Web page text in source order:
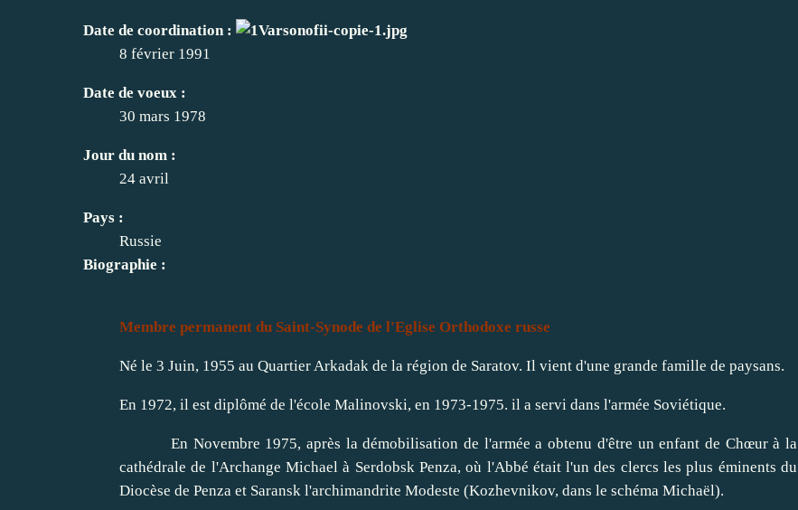
Date de coordination :
8 février 1991
Date de voeux :
30 mars 1978
Jour du nom :
24 avril
Pays :
Russie
Biographie :
Membre permanent du Saint-Synode de l'Eglise Orthodoxe russe
Né le 3 Juin, 1955 au Quartier Arkadak de la région de Saratov. Il vient d'une grande famille de paysans.
En 1972, il est diplômé de l'école Malinovski, en 1973-1975. il a servi dans l'armée Soviétique.
En Novembre 1975, après la démobilisation de l'armée a obtenu d'être un enfant de Chœur à la
cathédrale de l'Archange Michael à Serdobsk Penza, où l'Abbé était l'un des clercs les plus éminents du
Diocèse de Penza et Saransk l'archimandrite Modeste (Kozhevnikov, dans le schéma Michaël).